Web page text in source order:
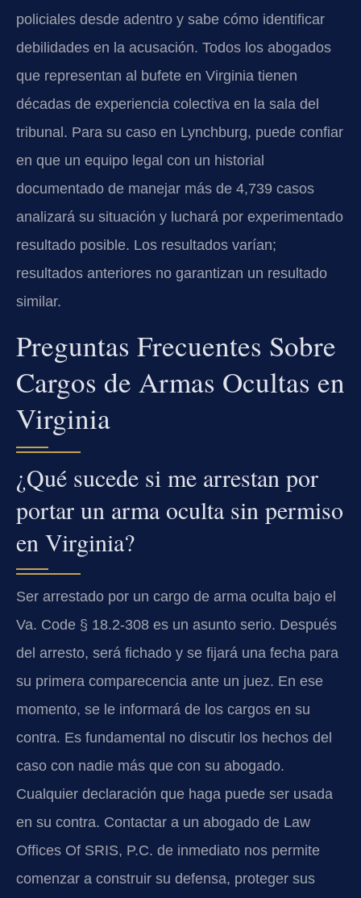
policiales desde adentro y sabe cómo identificar
debilidades en la acusación. Todos los abogados
que representan al bufete en Virginia tienen
décadas de experiencia colectiva en la sala del
tribunal. Para su caso en Lynchburg, puede confiar
en que un equipo legal con un historial
documentado de manejar más de 4,739 casos
analizará su situación y luchará por experimentado
resultado posible. Los resultados varían;
resultados anteriores no garantizan un resultado
similar.
Preguntas Frecuentes Sobre
Cargos de Armas Ocultas en
Virginia
¿Qué sucede si me arrestan por
portar un arma oculta sin permiso
en Virginia?
Ser arrestado por un cargo de arma oculta bajo el
Va. Code § 18.2-308 es un asunto serio. Después
del arresto, será fichado y se fijará una fecha para
su primera comparecencia ante un juez. En ese
momento, se le informará de los cargos en su
contra. Es fundamental no discutir los hechos del
caso con nadie más que con su abogado.
Cualquier declaración que haga puede ser usada
en su contra. Contactar a un abogado de Law
Offices Of SRIS, P.C. de inmediato nos permite
comenzar a construir su defensa, proteger sus